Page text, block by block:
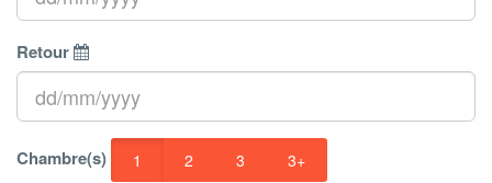
Retour
Chambre(s) 1 2 3 3+